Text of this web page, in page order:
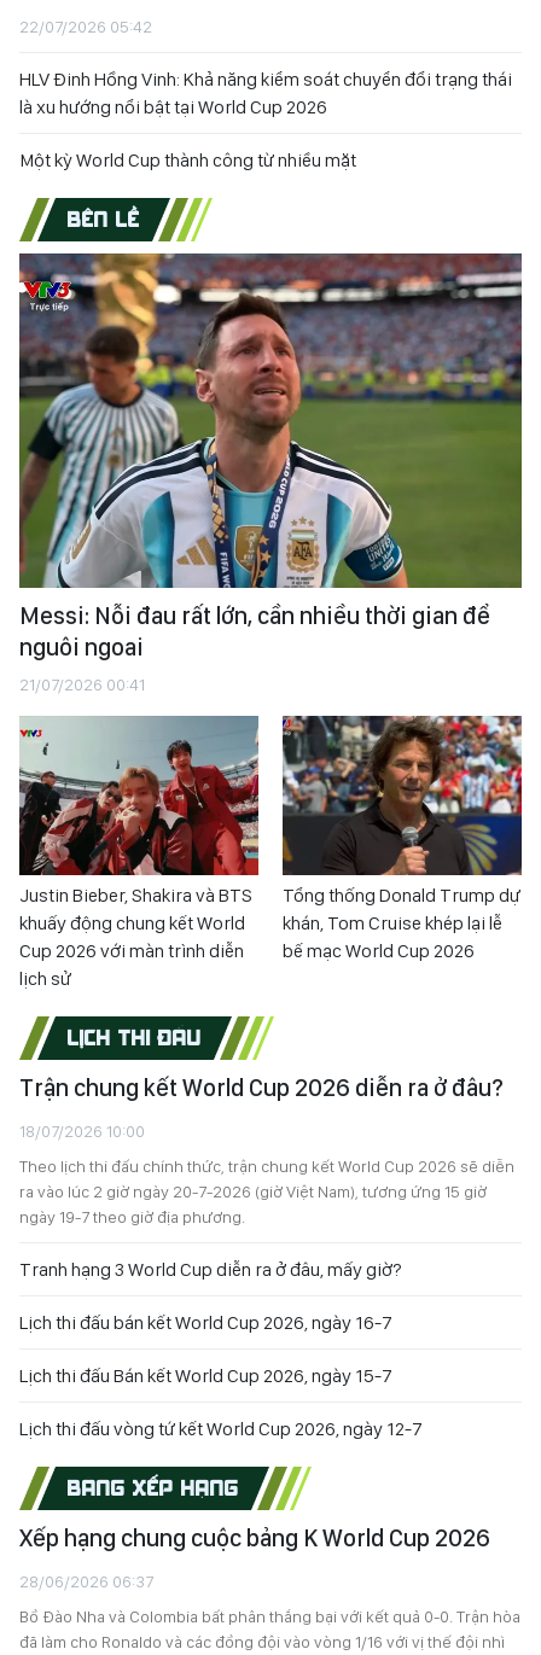
22/07/2026 05:42
HLV Đinh Hồng Vinh: Khả năng kiểm soát chuyển đổi trạng thái
là xu hướng nổi bật tại World Cup 2026
Một kỳ World Cup thành công từ nhiều mặt
BÊN LỀ
Messi: Nỗi đau rất lớn, cần nhiều thời gian để
nguôi ngoai
21/07/2026 00:41
Justin Bieber, Shakira và BTS
khuấy động chung kết World
Cup 2026 với màn trình diễn
lịch sử
Tổng thống Donald Trump dự
khán, Tom Cruise khép lại lễ
bế mạc World Cup 2026
LỊCH THI ĐẤU
Trận chung kết World Cup 2026 diễn ra ở đâu?
18/07/2026 10:00
Theo lịch thi đấu chính thức, trận chung kết World Cup 2026 sẽ diễn
ra vào lúc 2 giờ ngày 20-7-2026 (giờ Việt Nam), tương ứng 15 giờ
ngày 19-7 theo giờ địa phương.
Tranh hạng 3 World Cup diễn ra ở đâu, mấy giờ?
Lịch thi đấu bán kết World Cup 2026, ngày 16-7
Lịch thi đấu Bán kết World Cup 2026, ngày 15-7
Lịch thi đấu vòng tứ kết World Cup 2026, ngày 12-7
BẢNG XẾP HẠNG
Xếp hạng chung cuộc bảng K World Cup 2026
28/06/2026 06:37
Bồ Đào Nha và Colombia bất phân thắng bại với kết quả 0-0. Trận hòa
đã làm cho Ronaldo và các đồng đội vào vòng 1/16 với vị thế đội nhì